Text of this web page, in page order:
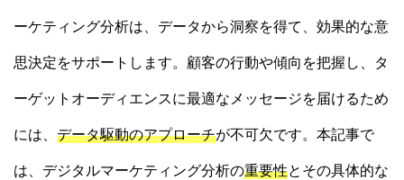
ーケティング分析は、データから洞察を得て、効果的な意
思決定をサポートします。顧客の行動や傾向を把握し、タ
ーゲットオーディエンスに最適なメッセージを届けるため
には、 データ駆動のアプローチが不可欠です。本記事で
は、デジタルマーケティング分析の重要性とその具体的な